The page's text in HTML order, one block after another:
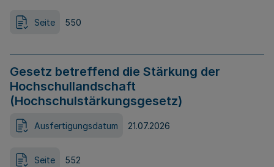
Seite 550
Gesetz betreffend die Stärkung der
Hochschullandschaft
(Hochschulstärkungsgesetz)
Ausfertigungsdatum 21.07.2026
Seite 552